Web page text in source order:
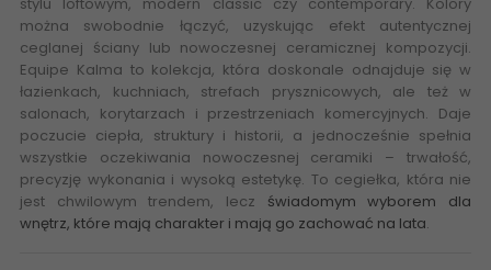
stylu loftowym, modern classic czy contemporary. Kolory
można swobodnie łączyć, uzyskując efekt autentycznej
ceglanej ściany lub nowoczesnej ceramicznej kompozycji.
Equipe Kalma to kolekcja, która doskonale odnajduje się w
łazienkach, kuchniach, strefach prysznicowych, ale też w
salonach, korytarzach i przestrzeniach komercyjnych. Daje
poczucie ciepła, struktury i historii, a jednocześnie spełnia
wszystkie oczekiwania nowoczesnej ceramiki – trwałość,
precyzję wykonania i wysoką estetykę. To cegiełka, która nie
jest chwilowym trendem, lecz świadomym wyborem dla
wnętrz, które mają charakter i mają go zachować na lata.